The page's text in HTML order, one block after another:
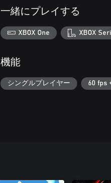
一緒にプレイする
XBOX One XBOX
機能
シングルプレイヤー 60 fps